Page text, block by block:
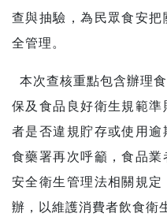
查與抽驗，為民眾食安
全管理。
本次查核重點包含辦理
保及食品良好衛生規範
者是否違規貯存或使用逾
食藥署再次呼籲，食品
安全衛生管理法相關規
辦，以維護消費者飲食衛